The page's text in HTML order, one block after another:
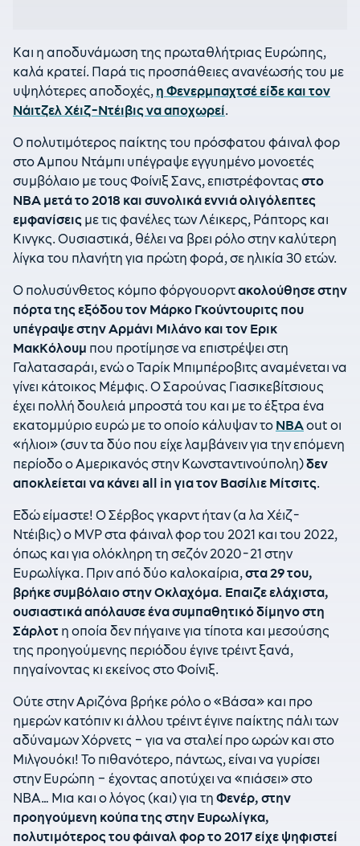
Και η αποδυνάμωση της πρωταθλήτριας Ευρώπης,
καλά κρατεί. Παρά τις προσπάθειες ανανέωσής του με
υψηλότερες αποδοχές, η Φενερμπαχτσέ είδε και τον
Νάιτζελ Χέιζ-Ντέιβις να αποχωρεί.
Ο πολυτιμότερος παίκτης του πρόσφατου φάιναλ φορ
στο Αμπου Ντάμπι υπέγραψε εγγυημένο μονοετές
συμβόλαιο με τους Φοίνιξ Σανς, επιστρέφοντας στο
ΝΒΑ μετά το 2018 και συνολικά εννιά ολιγόλεπτες
εμφανίσεις με τις φανέλες των Λέικερς, Ράπτορς και
Κινγκς. Ουσιαστικά, θέλει να βρει ρόλο στην καλύτερη
λίγκα του πλανήτη για πρώτη φορά, σε ηλικία 30 ετών.
Ο πολυσύνθετος κόμπο φόργουορντακολούθησε στην
πόρτα της εξόδου τον Μάρκο Γκούντουριτς που
υπέγραψε στην Αρμάνι Μιλάνο και τον Ερικ
ΜακΚόλουμ που προτίμησε να επιστρέψει στη
Γαλατασαράι, ενώ ο Ταρίκ Μπιμπέροβιτς αναμένεται να
γίνει κάτοικος Μέμφις. Ο Σαρούνας Γιασικεβίτσιους
έχει πολλή δουλειά μπροστά του και με το έξτρα ένα
εκατομμύριο ευρώ με το οποίο κάλυψαν το ΝΒΑout oι
«ήλιοι» (συν τα δύο που είχε λαμβάνειν για την επόμενη
περίοδο ο Αμερικανός στην Κωνσταντινούπολη)δεν
αποκλείεται να κάνει all in για τον Βασίλιε Μίτσιτς.
Εδώ είμαστε! Ο Σέρβος γκαρντ ήταν (α λα Χέιζ-
Ντέιβις) ο MVP στα φάιναλ φορ του 2021 και του 2022,
όπως και για ολόκληρη τη σεζόν 2020-21 στην
Ευρωλίγκα. Πριν από δύο καλοκαίρια,στα 29 του,
βρήκε συμβόλαιο στην Οκλαχόμα. Επαιζε ελάχιστα,
ουσιαστικά απόλαυσε ένα συμπαθητικό δίμηνο στη
Σάρλοτ η οποία δεν πήγαινε για τίποτα και μεσούσης
της προηγούμενης περιόδου έγινε τρέιντ ξανά,
πηγαίνοντας κι εκείνος στο Φοίνιξ.
Ούτε στην Αριζόνα βρήκε ρόλο ο «Βάσα» και προ
ημερών κατόπιν κι άλλου τρέιντ έγινε παίκτης πάλι των
αδύναμων Χόρνετς – για να σταλεί προ ωρών και στο
Μιλγουόκι! Το πιθανότερο, πάντως, είναι να γυρίσει
στην Ευρώπη – έχοντας αποτύχει να «πιάσει» στο
ΝΒΑ… Μια και ο λόγος (και) για τη Φενέρ, στην
προηγούμενη κούπα της στην Ευρωλίγκα,
πολυτιμότερος του φάιναλ φορ το 2017 είχε ψηφιστεί